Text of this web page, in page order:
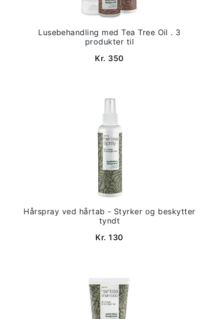
Lusebehandling med Tea Tree Oil . 3
produkter til
Kr. 350
Hårspray ved hårtab - Styrker og beskytter
tyndt
Kr. 130